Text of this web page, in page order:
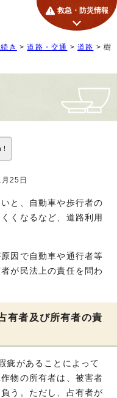
救急・防災情報
き >道路・交通 >道路 > 樹
25日
と、自動車や歩行者の
くなるなど、道路利用
因で自動車や通行者等
が民法上の責任を問わ
有者及び所有者の責
があることによって
物の所有者は、被害者
う。ただし、占有者が